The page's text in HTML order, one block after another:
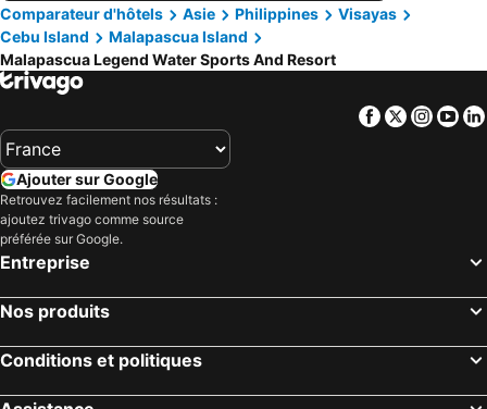
Comparateur d'hôtels
Asie Philippines
Visayas
Cebu Island
Malapascua Island
Malapascua Legend Water Sports And Resort
Facebook
Twitter
Ajouter sur Google
Retrouvez facilement nos résultats :
ajoutez trivago comme source
préférée sur Google.
Entreprise
Nos produits
Conditions et politiques